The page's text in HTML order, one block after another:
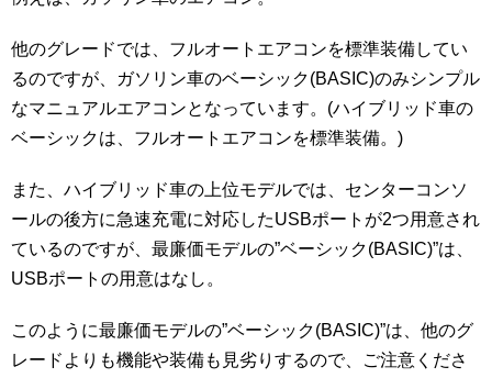
他のグレードでは、フルオートエアコンを標準装備してい
るのですが、ガソリン車のベーシック(BASIC)のみシンプル
なマニュアルエアコンとなっています。(ハイブリッド車の
ベーシックは、フルオートエアコンを標準装備。)
また、ハイブリッド車の上位モデルでは、センターコンソ
ールの後方に急速充電に対応したUSBポートが2つ用意され
ているのですが、最廉価モデルの”ベーシック(BASIC)”は、
USBポートの用意はなし。
このように最廉価モデルの”ベーシック(BASIC)”は、他のグ
レードよりも機能や装備も見劣りするので、ご注意くださ